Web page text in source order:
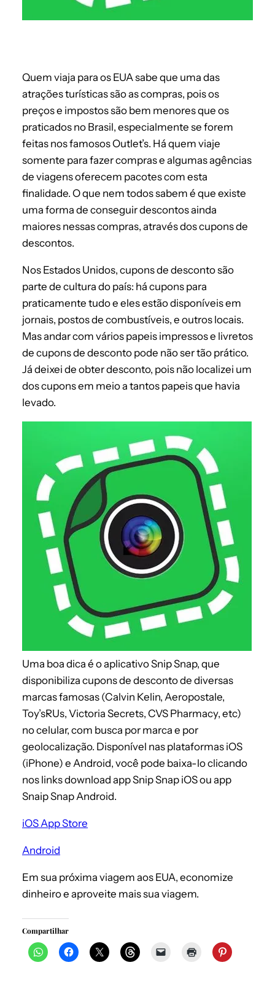
Quem viaja para os EUA sabe que uma das
atrações turísticas são as compras, pois os
preços e impostos são bem menores que os
praticados no Brasil, especialmente se forem
feitas nos famosos Outlet’s. Há quem viaje
somente para fazer compras e algumas agências
de viagens oferecem pacotes com esta
finalidade. O que nem todos sabem é que existe
uma forma de conseguir descontos ainda
maiores nessas compras, através dos cupons de
descontos.
Nos Estados Unidos, cupons de desconto são
parte de cultura do país: há cupons para
praticamente tudo e eles estão disponíveis em
jornais, postos de combustíveis, e outros locais.
Mas andar com vários papeis impressos e livretos
de cupons de desconto pode não ser tão prático.
Já deixei de obter desconto, pois não localizei um
dos cupons em meio a tantos papeis que havia
levado.
Uma boa dica é o aplicativo Snip Snap, que
disponibiliza cupons de desconto de diversas
marcas famosas (Calvin Kelin, Aeropostale,
Toy’sRUs, Victoria Secrets, CVS Pharmacy, etc)
no celular, com busca por marca e por
geolocalização. Disponível nas plataformas iOS
(iPhone) e Android, você pode baixa-lo clicando
nos links download app Snip Snap iOS ou app
Snaip Snap Android.
iOS App Store
Android
Em sua próxima viagem aos EUA, economize
dinheiro e aproveite mais sua viagem.
Compartilhar